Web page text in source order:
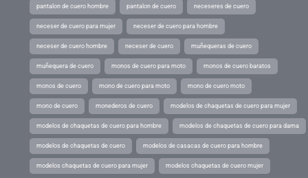
pantalon de cuero hombre pantalon de cuero neceseres de cuero
neceser de cuero para mujer neceser de cuero para hombre
neceser de cuero hombre neceser de cuero muñequeras de cuero
muñequera de cuero monos de cuero para moto monos de cuero baratos
monos de cuero mono de cuero para moto mono de cuero moto
mono de cuero monederos de cuero modelos de chaquetas de cuero para mujer
modelos de chaquetas de cuero para hombre modelos de chaquetas de cuero para dama
modelos de chaquetas de cuero modelos de casacas de cuero para hombre
modelos chaquetas de cuero para mujer modelos chaquetas de cuero mujer